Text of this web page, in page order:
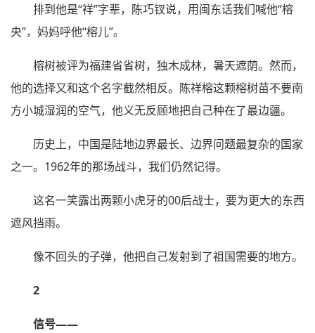
排到他是“祥”字辈，陈巧钗说，用闽东话我们喊他“榕
央”，妈妈呼他“榕儿”。
榕树被评为福建省省树，独木成林，暑天遮荫。然而，
他的选择又和这个名字截然相反。陈祥榕这颗榕树苗不要南
方小城湿润的空气，他义无反顾地把自己种在了最边疆。
历史上，中国是陆地边界最长、边界问题最复杂的国家
之一。1962年的那场战斗，我们仍然记得。
这名一笑露出两颗小虎牙的00后战士，要为更大的东西
遮风挡雨。
像不回头的子弹，他把自己发射到了祖国需要的地方。
2
信号——